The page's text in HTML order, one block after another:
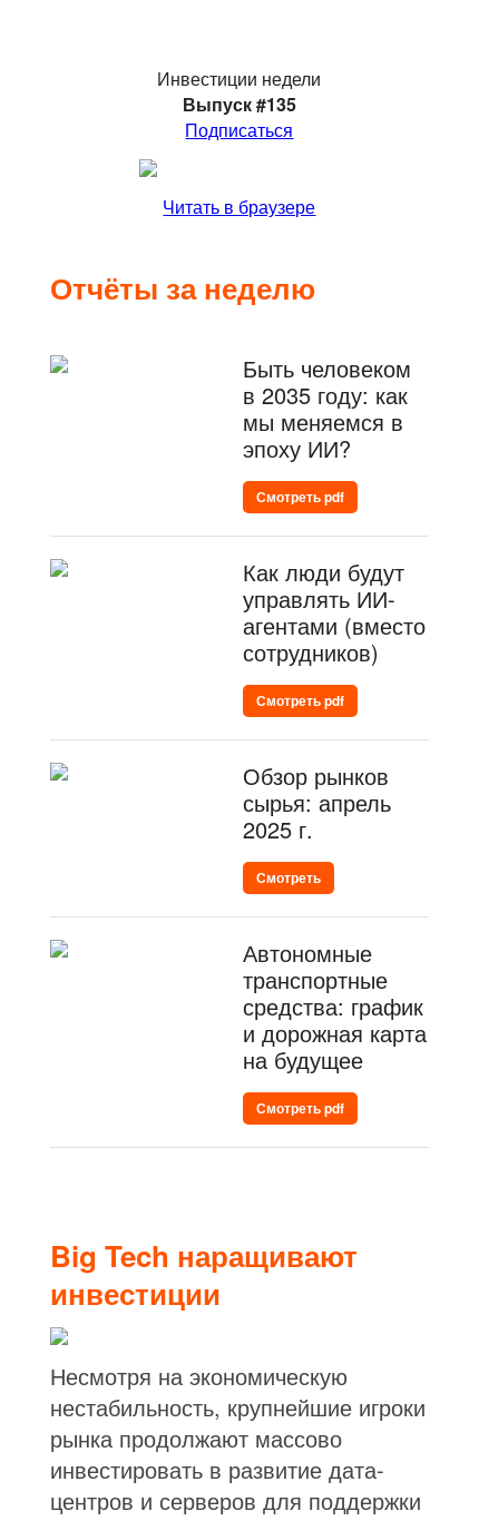
Инвестиции недели
Выпуск #135
Подписаться
Читать в браузере
Отчёты за неделю
Быть человеком
в 2035 году: как
мы меняемся в
эпоху ИИ?
Смотреть pdf
Как люди будут
управлять ИИ-
агентами (вместо
сотрудников)
Смотреть pdf
Обзор рынков
сырья: апрель
2025 г.
Смотреть
Автономные
транспортные
средства: график
и дорожная карта
на будущее
Смотреть pdf
Big Tech наращивают
инвестиции
Несмотря на экономическую
нестабильность, крупнейшие игроки
рынка продолжают массово
инвестировать в развитие дата-
центров и серверов для поддержки